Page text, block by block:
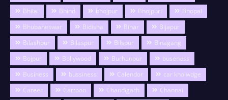
Bhilai
Bhind bhojpur Bhojpuri
Bhopal
Bhubaneswar
Bidisha Bihar
Bijapur
Bilashpur
Bilaspur Bilspur
Binagang
Bojpur
Bollywood Burhanpur
buseness
Business
bussiness Calendor
car knolwdge
Career
Cartoon Chandigarh
Channai